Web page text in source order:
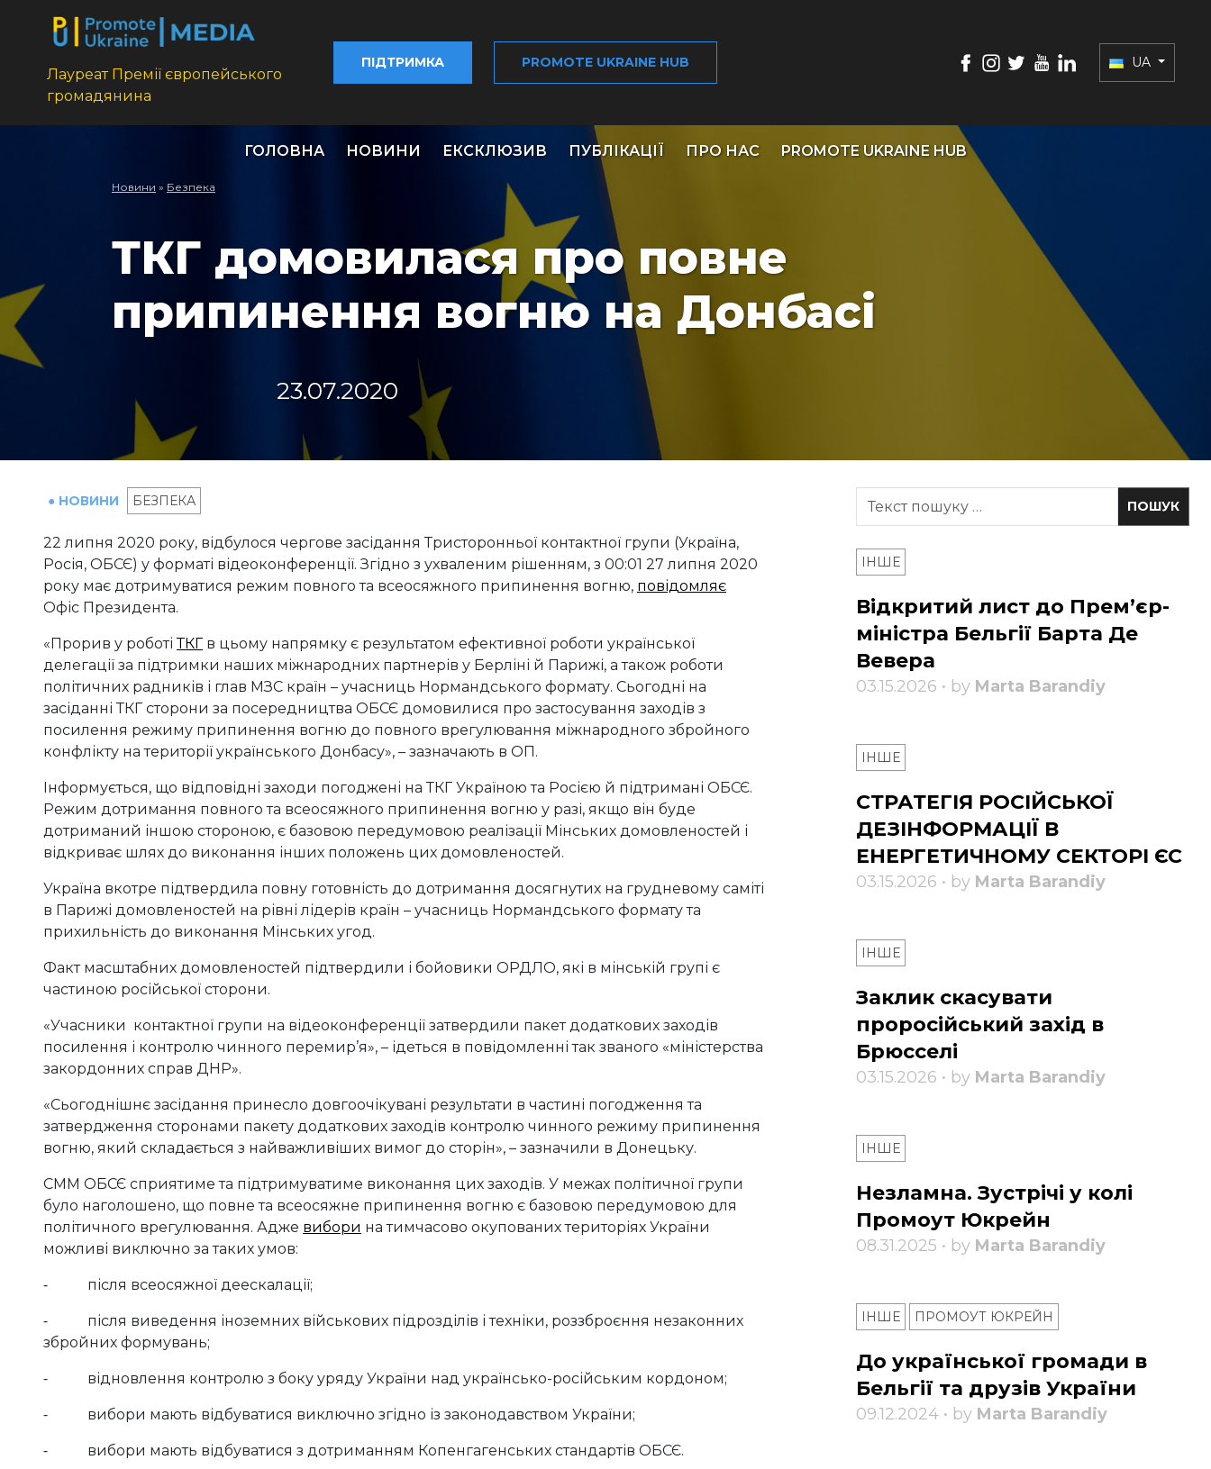
Лауреат Премії європейського
громадянина
ПІДТРИМКА PROMOTE UKRAINE HUB UA
ГОЛОВНА НОВИНИ ЕКСКЛЮЗИВ ПУБЛІКАЦІЇ ПРО НАС PROMOTE UKRAINE HUB
Новини » Безпека
ТКГ домовилася про повне
припинення вогню на Донбасі
23.07.2020
● НОВИНИ БЕЗПЕКА
22 липня 2020 року, відбулося чергове засідання Тристоронньої контактної групи (Україна,
Росія, ОБСЄ) у форматі відеоконференції. Згідно з ухваленим рішенням, з 00:01 27 липня 2020
року має дотримуватися режим повного та всеосяжного припинення вогню, повідомляє
Офіс Президента.
«Прорив у роботіТКГ в цьому напрямку є результатом ефективної роботи української
делегації за підтримки наших міжнародних партнерів у Берліні й Парижі, а також роботи
політичних радників і глав МЗС країн – учасниць Нормандського формату. Сьогодні на
засіданні ТКГ сторони за посередництва ОБСЄ домовилися про застосування заходів з
посилення режиму припинення вогню до повного врегулювання міжнародного збройного
конфлікту на території українського Донбасу», – зазначають в ОП.
Інформується, що відповідні заходи погоджені на ТКГ Україною та Росією й підтримані ОБСЄ.
Режим дотримання повного та всеосяжного припинення вогню у разі, якщо він буде
дотриманий іншою стороною, є базовою передумовою реалізації Мінських домовленостей і
відкриває шлях до виконання інших положень цих домовленостей.
Україна вкотре підтвердила повну готовність до дотримання досягнутих на грудневому саміті
в Парижі домовленостей на рівні лідерів країн – учасниць Нормандського формату та
прихильність до виконання Мінських угод.
Факт масштабних домовленостей підтвердили і бойовики ОРДЛО, які в мінській групі є
частиною російської сторони.
«Учасники контактної групи на відеоконференції затвердили пакет додаткових заходів
посилення і контролю чинного перемир’я», – ідеться в повідомленні так званого «міністерства
закордонних справ ДНР».
«Сьогоднішнє засідання принесло довгоочікувані результати в частині погодження та
затвердження сторонами пакету додаткових заходів контролю чинного режиму припинення
вогню, який складається з найважливіших вимог до сторін», – зазначили в Донецьку.
СММ ОБСЄ сприятиме та підтримуватиме виконання цих заходів. У межах політичної групи
було наголошено, що повне та всеосяжне припинення вогню є базовою передумовою для
політичного врегулювання. Адже вибори на тимчасово окупованих територіях України
можливі виключно за таких умов:
⁃ після всеосяжної деескалації;
⁃ після виведення іноземних військових підрозділів і техніки, роззброєння незаконних
збройних формувань;
⁃ відновлення контролю з боку уряду України над українсько-російським кордоном;
⁃ вибори мають відбуватися виключно згідно із законодавством України;
⁃ вибори мають відбуватися з дотриманням Копенгагенських стандартів ОБСЄ.
ІНШЕ
Відкритий лист до Прем’єр-
міністра Бельгії Барта Де
Вевера
03.15.2026 • by Marta Barandiy
ІНШЕ
СТРАТЕГІЯ РОСІЙСЬКОЇ
ДЕЗІНФОРМАЦІЇ В
ЕНЕРГЕТИЧНОМУ СЕКТОРІ ЄС
03.15.2026 • by Marta Barandiy
ІНШЕ
Заклик скасувати
проросійський захід в
Брюсселі
03.15.2026 • by Marta Barandiy
ІНШЕ
Незламна. Зустрічі у колі
Промоут Юкрейн
08.31.2025 • by Marta Barandiy
ІНШЕ ПРОМОУТ ЮКРЕЙН
До української громади в
Бельгії та друзів України
09.12.2024 • by Marta Barandiy